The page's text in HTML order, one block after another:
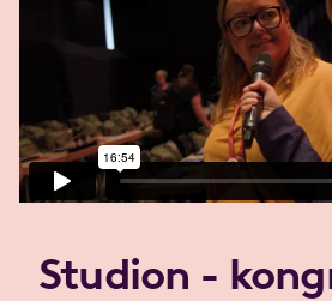
Studion -